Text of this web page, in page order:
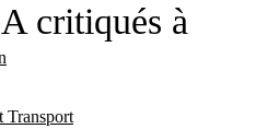
Transport
critiqués à